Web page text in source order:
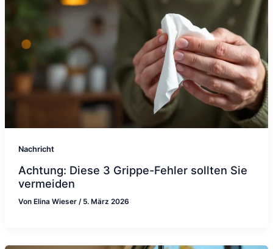
Nachricht
Achtung: Diese 3 Grippe-Fehler sollten Sie
vermeiden
Von Elina Wieser / 5. März 2026